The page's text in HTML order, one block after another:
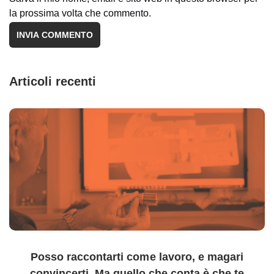
la prossima volta che commento.
Articoli recenti
Posso raccontarti come lavoro, e magari